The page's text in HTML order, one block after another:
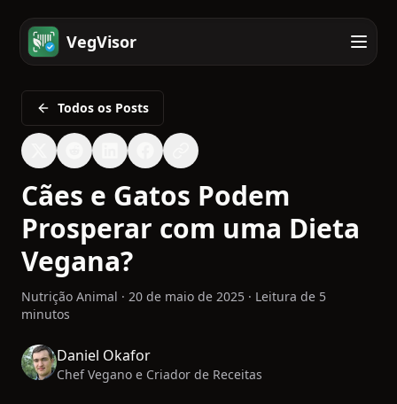
VegVisor
Todos os Posts
Cães e Gatos Podem
Prosperar com uma Dieta
Vegana?
Nutrição Animal · 20 de maio de 2025 · Leitura de 5
minutos
Daniel Okafor
Chef Vegano e Criador de Receitas